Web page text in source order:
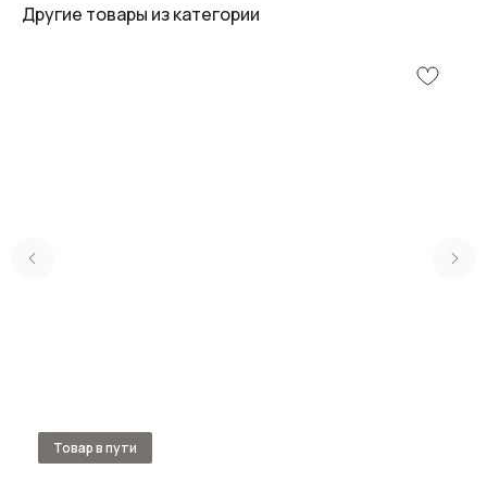
Другие товары из категории